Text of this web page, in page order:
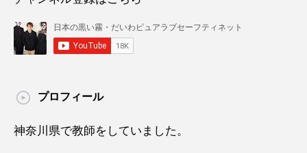
プロフィール
神奈川県で教師をしていました。